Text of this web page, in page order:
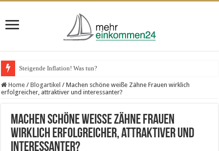
Steigende Inflation! Was tun?
Home / Blogartikel / Machen schöne weiße Zähne Frauen wirklich
erfolgreicher, attraktiver und interessanter?
Machen schöne weiße Zähne Frauen
wirklich erfolgreicher, attraktiver und
interessanter?